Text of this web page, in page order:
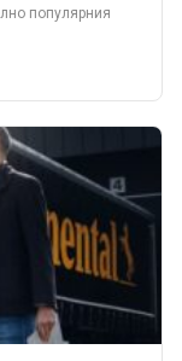
популярния